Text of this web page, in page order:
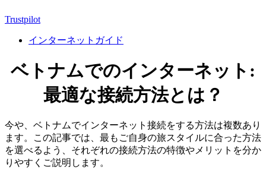
Trustpilot
インターネットガイド
ベトナムでのインターネット:
最適な接続方法とは？
今や、ベトナムでインターネット接続をする方法は複数あり
ます。この記事では、最もご自身の旅スタイルに合った方法
を選べるよう、それぞれの接続方法の特徴やメリットを分か
りやすくご説明します。